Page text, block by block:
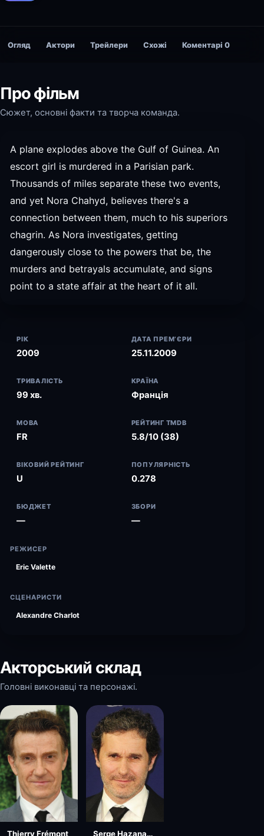
Огляд Актори Трейлери Схожі Коментарі 0
Про фільм
Сюжет, основні факти та творча команда.
A plane explodes above the Gulf of Guinea. An
escort girl is murdered in a Parisian park.
Thousands of miles separate these two events,
and yet Nora Chahyd, believes there's a
connection between them, much to his superiors
chagrin. As Nora investigates, getting
dangerously close to the powers that be, the
murders and betrayals accumulate, and signs
point to a state affair at the heart of it all.
РІК
2009
ДАТА ПРЕМ’ЄРИ
25.11.2009
ТРИВАЛІСТЬ
99 хв.
КРАЇНА
Франція
МОВА
FR
РЕЙТИНГ TMDB
5.8/10 (38)
ВІКОВИЙ РЕЙТИНГ
U
ПОПУЛЯРНІСТЬ
0.278
БЮДЖЕТ
—
ЗБОРИ
—
РЕЖИСЕР
Eric Valette
СЦЕНАРИСТИ
Alexandre Charlot
Акторський склад
Головні виконавці та персонажі.
Thierry Frémont Serge Hazanavicius